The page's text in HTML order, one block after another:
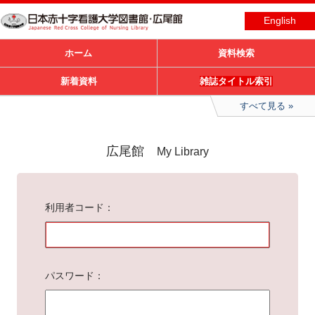
English
ホーム 資料検索
新着資料 雑誌タイトル索引
すべて見る
広尾館 My Library
利用者コード
パスワード